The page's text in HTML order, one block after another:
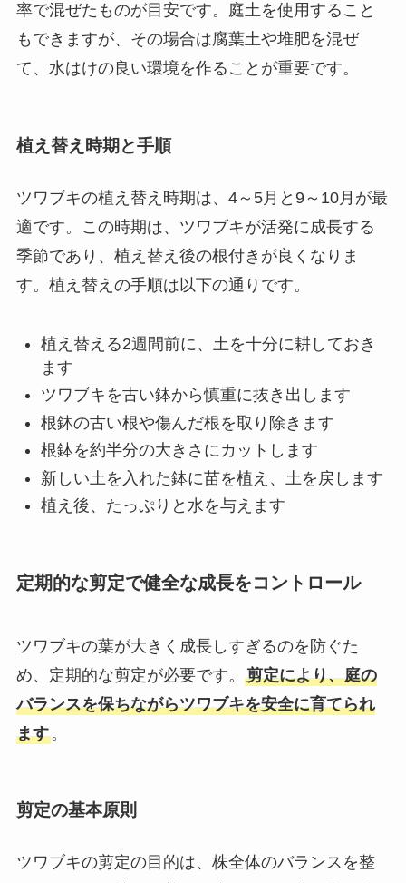
率で混ぜたものが目安です。庭土を使用すること
もできますが、その場合は腐葉土や堆肥を混ぜ
て、水はけの良い環境を作ることが重要です。
植え替え時期と手順
ツワブキの植え替え時期は、4～5月と9～10月が最
適です。この時期は、ツワブキが活発に成長する
季節であり、植え替え後の根付きが良くなりま
す。植え替えの手順は以下の通りです。
植え替える2週間前に、土を十分に耕しておき
ます
ツワブキを古い鉢から慎重に抜き出します
根鉢の古い根や傷んだ根を取り除きます
根鉢を約半分の大きさにカットします
新しい土を入れた鉢に苗を植え、土を戻します
植え後、たっぷりと水を与えます
定期的な剪定で健全な成長をコントロール
ツワブキの葉が大きく成長しすぎるのを防ぐた
め、定期的な剪定が必要です。 剪定により、庭の
バランスを保ちながらツワブキを安全に育てられ
ます。
剪定の基本原則
ツワブキの剪定の目的は、株全体のバランスを整